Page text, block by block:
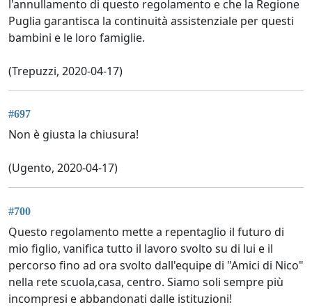
l'annullamento di questo regolamento e che la Regione
Puglia garantisca la continuità assistenziale per questi
bambini e le loro famiglie.
(Trepuzzi, 2020-04-17)
#697
Non è giusta la chiusura!
(Ugento, 2020-04-17)
#700
Questo regolamento mette a repentaglio il futuro di
mio figlio, vanifica tutto il lavoro svolto su di lui e il
percorso fino ad ora svolto dall'equipe di "Amici di Nico"
nella rete scuola,casa, centro. Siamo soli sempre più
incompresi e abbandonati dalle istituzioni!